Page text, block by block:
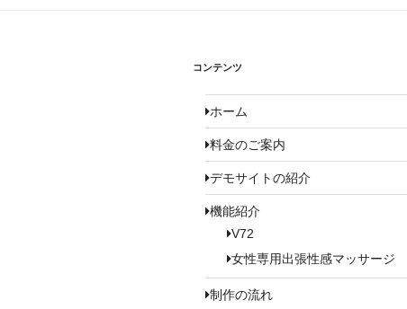
ン
コンテンツ
ホーム
料金のご案内
デモサイトの紹介
機能紹介
V72
女性専用出張性感マッサージ
制作の流れ